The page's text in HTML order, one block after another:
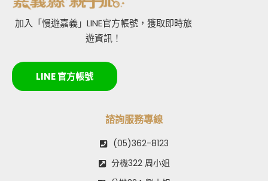
加入「慢遊嘉義」LINE官方帳號，獲取即時旅
遊資訊！
LINE 官方帳號
諮詢服務專線
(05)362-8123
分機322 周小姐